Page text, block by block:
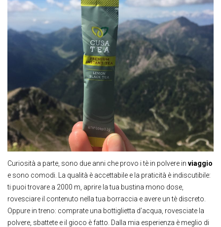
Curiosità a parte, sono due anni che provo i tè in polvere in viaggio
e sono comodi. La qualità è accettabile e la praticità è indiscutibile:
ti puoi trovare a 2000 m, aprire la tua bustina mono dose,
rovesciare il contenuto nella tua borraccia e avere un tè discreto.
Oppure in treno: comprate una bottiglietta d’acqua, rovesciate la
polvere, sbattete e il gioco è fatto. Dalla mia esperienza è meglio di